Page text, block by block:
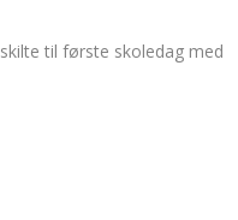
til første skoledag med